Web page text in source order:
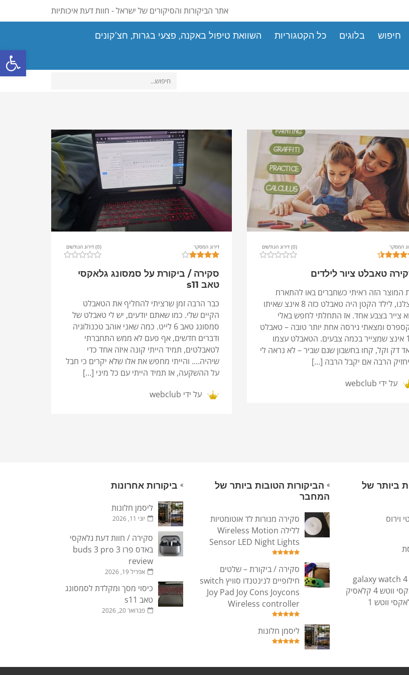
אתר הביקורות והסיקורים של ישראל - חוות דעת איכותיות
חיפוש בלוגים כל הקטגוריות
השוואת טיפול באקנה, פצעי בגרות, חצ’קונים
דירוג המסקר (0) דירוג הגולשים
סקירה / ביקורת על סמסונג גלאקסי
טאב s11
כבר הרבה זמן שרציתי להחליף את הטאבלט
הקיים שלי. כמו שאתם יודעים, יש לי טאבלט של
סמסונג טאב 6 לייט. כמה שאני אוהב טכנולוגיה
ודברים חדשים, אף פעם לא ממש התחברתי
לטאבלטים, תמיד הייתי קונה איזה אחד כדי
שיהיה…. והייתי מחפש את אלו שלא יקרים כי חבל
על ההשקעה, אז תמיד הייתי עם כל מיני […]
על ידי webclub
המסקר (0) דירוג הגולשים
טאבלט ציור לילדים
המוצר הזה ראיתי כשחברים באו להתארח
אצלנו, לילד הקטן היה טאבלט כזה 8 אינצ שאיתו
צייר בצבע אחד. אז התחלתי לחפש באלי
ומצאתי גירסה אחת יותר טובה – טאבלט
12 אינצ שמצייר בכמה צבעים. הטאבלט עצמו
דק וקל, קחו בחשבון שגם שביר – לא נראה לי
הרבה אם יקבל הרבה […]
על ידי webclub
ביקורות אחרונות
ליסמן חלונות
יוני 11, 2026
סקירה / חוות דעת גלאקסי
באדס פרו 3 buds 3 pro
review
אפריל 19, 2026
כיסוי מסך ומקלדת לסמסונג
טאב s11
פברואר 20, 2026
הביקורות הטובות ביותר של
המחבר
סקירה מנורות לד אוטומטיות
ללילה Wireless Motion
Sensor LED Night Lights
סקירה / ביקורת – שלטים
חילופיים לנינטנדו סוויץ switch
Joy Pad Joy Cons Joycons
Wireless controller
ליסמן חלונות
ביותר של
סקירת שעון galaxy watch 4
classic גלאקסי ווטש 4 קלאסיק
ווטש 1
פתח